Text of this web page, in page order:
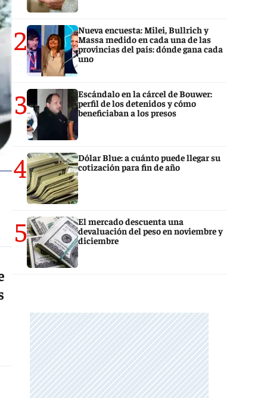
2
Nueva encuesta: Milei, Bullrich y
Massa medido en cada una de las
provincias del país: dónde gana cada
uno
3
Escándalo en la cárcel de Bouwer:
perfil de los detenidos y cómo
beneficiaban a los presos
4
Dólar Blue: a cuánto puede llegar su
cotización para fin de año
5
El mercado descuenta una
devaluación del peso en noviembre y
diciembre